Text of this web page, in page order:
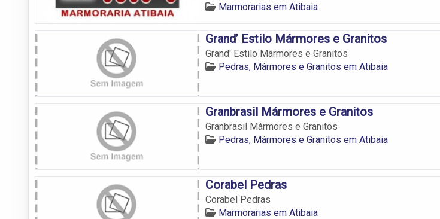
Marmorarias em Atibaia
Grand’ Estilo Mármores e Granitos
Grand' Estilo Mármores e Granitos
Pedras, Mármores e Granitos em Atibaia
Granbrasil Mármores e Granitos
Granbrasil Mármores e Granitos
Pedras, Mármores e Granitos em Atibaia
Corabel Pedras
Corabel Pedras
Marmorarias em Atibaia